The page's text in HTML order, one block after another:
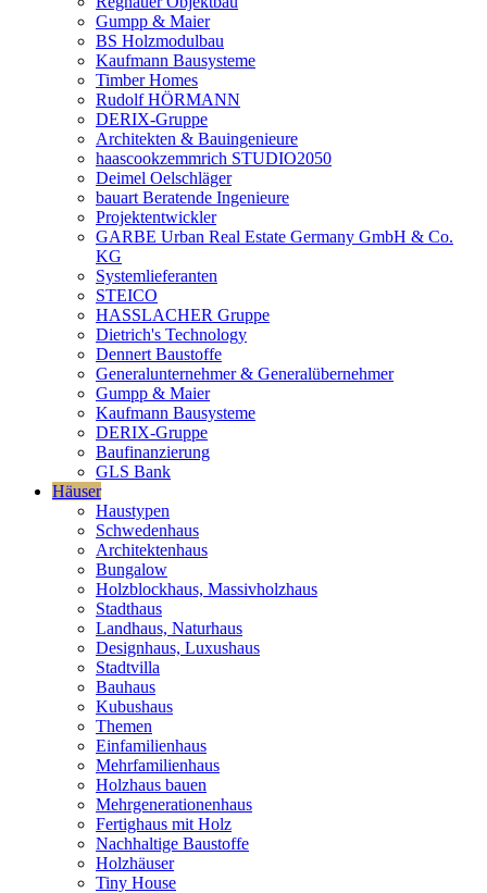
Gumpp & Maier
BS Holzmodulbau
Kaufmann Bausysteme
Timber Homes
Rudolf HÖRMANN
DERIX-Gruppe
Architekten & Bauingenieure
haascookzemmrich STUDIO2050
Deimel Oelschläger
bauart Beratende Ingenieure
Projektentwickler
GARBE Urban Real Estate Germany GmbH & Co.
KG
Systemlieferanten
STEICO
HASSLACHER Gruppe
Dietrich's Technology
Dennert Baustoffe
Generalunternehmer & Generalübernehmer
Gumpp & Maier
Kaufmann Bausysteme
DERIX-Gruppe
Baufinanzierung
GLS Bank
Häuser
Haustypen
Schwedenhaus
Architektenhaus
Bungalow
Holzblockhaus, Massivholzhaus
Stadthaus
Landhaus, Naturhaus
Designhaus, Luxushaus
Stadtvilla
Bauhaus
Kubushaus
Themen
Einfamilienhaus
Mehrfamilienhaus
Holzhaus bauen
Mehrgenerationenhaus
Fertighaus mit Holz
Nachhaltige Baustoffe
Holzhäuser
Tiny House